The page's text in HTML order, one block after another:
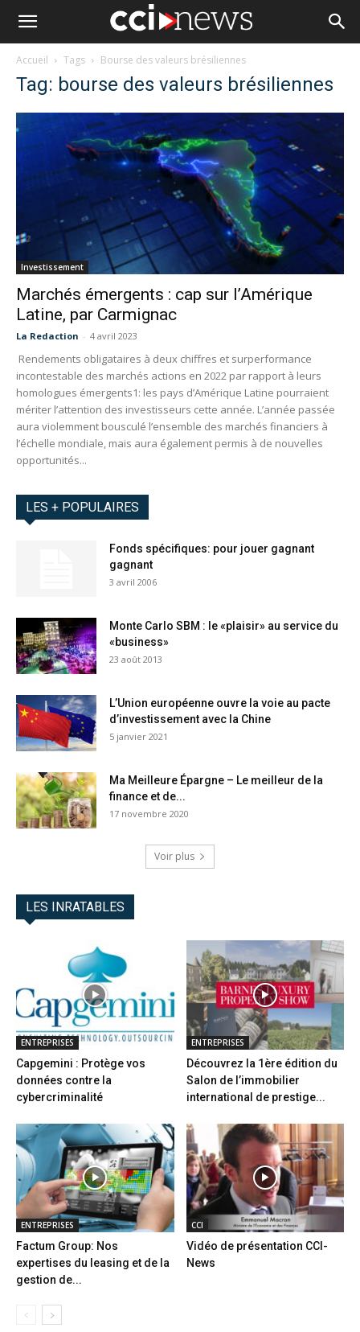
Accueil Tags Bourse des valeurs brésiliennes
Tag: bourse des valeurs brésiliennes
Investissement
Marchés émergents : cap sur l’Amérique
Latine, par Carmignac
La Redaction - 4 avril 2023
Rendements obligataires à deux chiffres et surperformance
incontestable des marchés actions en 2022 par rapport à leurs
homologues émergents1: les pays d’Amérique Latine pourraient
mériter l’attention des investisseurs cette année. L’année passée
aura violemment bousculé l’ensemble des marchés financiers à
l’échelle mondiale, mais aura également permis à de nouvelles
opportunités...
LES + POPULAIRES
Fonds spécifiques: pour jouer gagnant
gagnant
3 avril 2006
Monte Carlo SBM : le «plaisir» au service du
«business»
23 août 2013
L’Union européenne ouvre la voie au pacte
d’investissement avec la Chine
5 janvier 2021
Ma Meilleure Épargne – Le meilleur de la
finance et de...
17 novembre 2020
Voir plus
LES INRATABLES
ENTREPRISES
Capgemini : Protège vos
données contre la
cybercriminalité
ENTREPRISES
Découvrez la 1ère édition du
Salon de l’immobilier
international de prestige...
ENTREPRISES
Factum Group: Nos
expertises du leasing et de la
gestion de...
CCI
Vidéo de présentation CCI-
News